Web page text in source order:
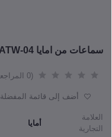
سماعات من امايا Amaya ATW-04
(0 المراجعات)
أضف إلى قائمة المفضلة
العلامة
التجارية
أمايا